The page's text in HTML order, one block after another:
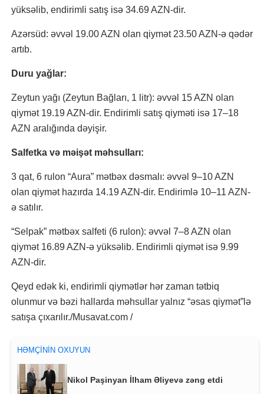
yüksəlib, endirimli satış isə 34.69 AZN-dir.
Azərsüd: əvvəl 19.00 AZN olan qiymət 23.50 AZN-ə qədər
artıb.
Duru yağlar:
Zeytun yağı (Zeytun Bağları, 1 litr): əvvəl 15 AZN olan
qiymət 19.19 AZN-dir. Endirimli satış qiyməti isə 17–18
AZN aralığında dəyişir.
Salfetka və məişət məhsulları:
3 qat, 6 rulon “Aura” mətbəx dəsmalı: əvvəl 9–10 AZN
olan qiymət hazırda 14.19 AZN-dir. Endirimlə 10–11 AZN-
ə satılır.
“Selpak” mətbəx salfeti (6 rulon): əvvəl 7–8 AZN olan
qiymət 16.89 AZN-ə yüksəlib. Endirimli qiymət isə 9.99
AZN-dir.
Qeyd edək ki, endirimli qiymətlər hər zaman tətbiq
olunmur və bəzi hallarda məhsullar yalnız “əsas qiymət”lə
satışa çıxarılır./Musavat.com /
HƏMÇININ OXUYUN
Nikol Paşinyan İlham Əliyevə zəng etdi